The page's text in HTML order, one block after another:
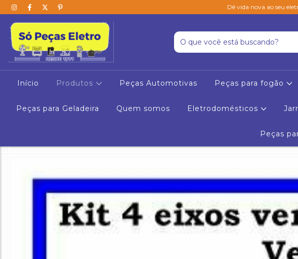
Dê vida nova ao seu
Início Produtos Peças Automotivas Peças para fogão
Peças para Geladeira Quem somos Eletrodomésticos
Peças